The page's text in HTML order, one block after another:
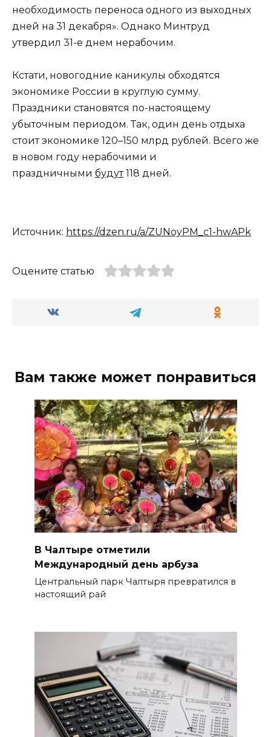
необходимость переноса одного из выходных
дней на 31 декабря». Однако Минтруд
утвердил 31-е днем нерабочим.
Кстати, новогодние каникулы обходятся
экономике России в круглую сумму.
Праздники становятся по-настоящему
убыточным периодом. Так, один день отдыха
стоит экономике 120–150 млрд рублей. Всего же
в новом году нерабочими и
праздничными будут118 дней.
Источник: https://dzen.ru/a/ZUNoyPM_c1-hwAPk
Оцените статью
Вам также может понравиться
В Чалтыре отметили
Международный день арбуза
Центральный парк Чалтыря превратился в
настоящий рай